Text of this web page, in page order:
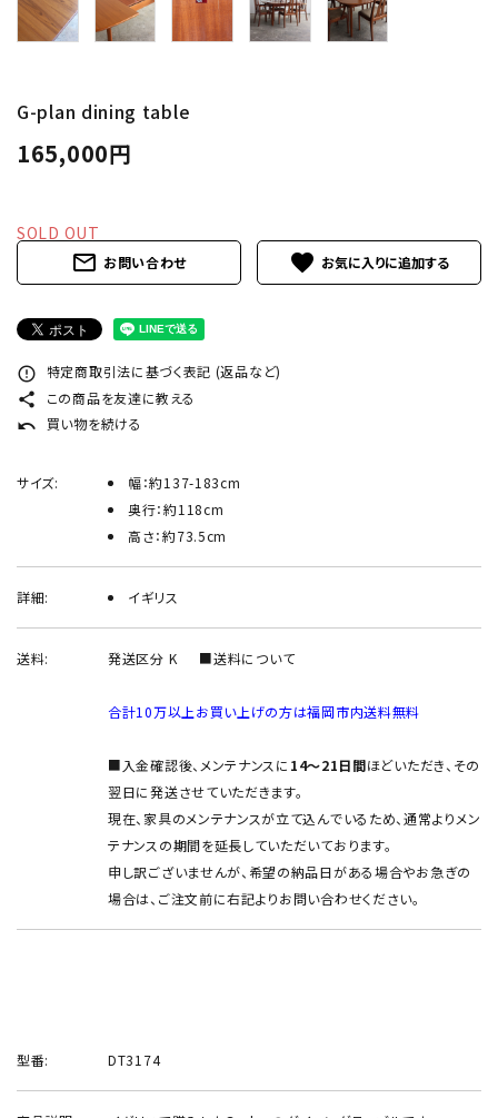
エキシビジョン・展示会
INFORMATION
ログイン person 新規会員登録
G-plan dining table
165,000円
SOLD OUT
mail_outline お問い合わせ favorite
error_outline 特定商取引法に基づく表記 (返品など)
share この商品を友達に教える
undo 買い物を続ける
サイズ:
幅：約137-183cm
奥行：約118cm
高さ：約73.5cm
詳細: イギリス
送料: 発送区分 K ■送料について
合計10万以上お買い上げの方は福岡市内送料無料
■入金確認後、メンテナンスに 14～21日間ほどいただき、その
翌日に発送させていただきます。
現在、家具のメンテナンスが立て込んでいるため、通常よりメン
テナンスの期間を延長していただいております。
申し訳ございませんが、希望の納品日がある場合やお急ぎの
場合は、ご注文前に右記よりお問い合わせください。
型番: DT3174